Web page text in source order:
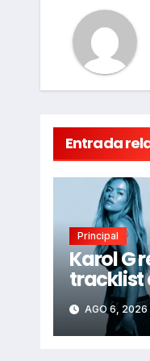
Entrada
Principal
Karol G
tracklist
tanto:
Mars y
AGO 6, 2026